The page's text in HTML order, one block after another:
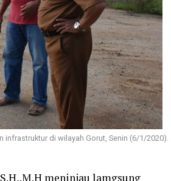
infrastruktur di wilayah Gorut, Senin (6/1/2020).
meninjau lamgsung